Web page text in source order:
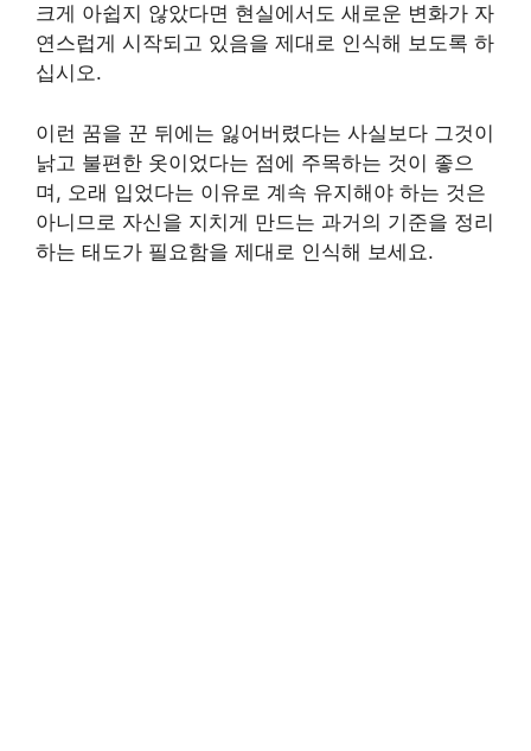
크게 아쉽지 않았다면 현실에서도 새로운 변화가 자
연스럽게 시작되고 있음을 제대로 인식해 보도록 하
십시오.
이런 꿈을 꾼 뒤에는 잃어버렸다는 사실보다 그것이
낡고 불편한 옷이었다는 점에 주목하는 것이 좋으
며, 오래 입었다는 이유로 계속 유지해야 하는 것은
아니므로 자신을 지치게 만드는 과거의 기준을 정리
하는 태도가 필요함을 제대로 인식해 보세요.